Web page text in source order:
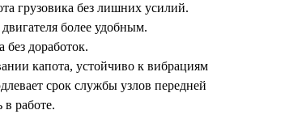
грузовика без лишних усилий.
более удобным.
без доработок.
капота, устойчиво к вибрациям
срок службы узлов передней
работе.